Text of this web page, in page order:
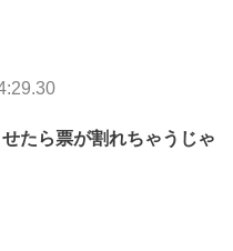
たら票が割れちゃうじゃ